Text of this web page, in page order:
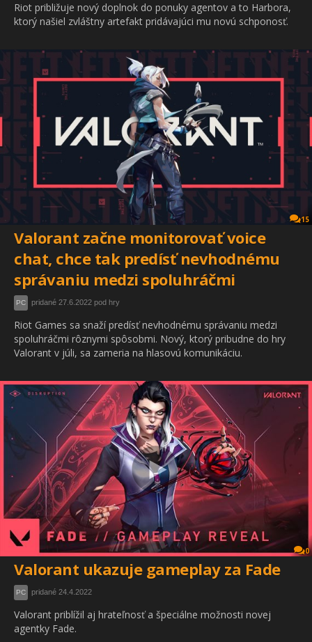
Riot približuje nový doplnok do ponuky agentov a to Harbora,
ktorý našiel zvláštny artefakt pridávajúci mu novú schponosť.
15
Valorant začne monitorovať voice
chat, chce tak predísť nevhodnému
správaniu medzi spoluhráčmi
PC pridané 27.6.2022 pod hry
Riot Games sa snaží predísť nevhodnému správaniu medzi
spoluhráčmi rôznymi spôsobmi. Nový, ktorý pribudne do hry
Valorant v júli, sa zameria na hlasovú komunikáciu.
0
Valorant ukazuje gameplay za Fade
PC pridané 24.4.2022
Valorant priblížil aj hrateľnosť a špeciálne možnosti novej
agentky Fade.